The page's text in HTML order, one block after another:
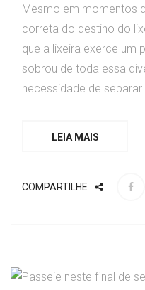
Mesmo em momentos
correta do destino do
que a lixeira exerce um
sobrou de toda essa
necessidade de
LEIA MAIS
COMPARTILHE